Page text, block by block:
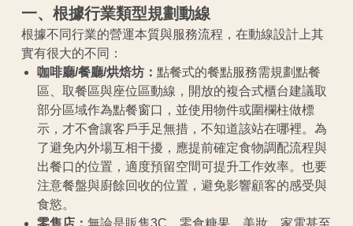
一、根據行業類型規劃動線
根據不同行業的營運本質與服務流程，在動線設計上其
實有很大的不同：
咖啡廳/餐廳/烘焙坊： 點餐式的餐點服務需規劃點餐
區、取餐區與座位區動線，開放的複合式櫃台建議取
部分區域作為點餐窗口，並使用物件或圍欄柱做標
示，才不會讓客戶手足無措，不知道該站在哪裡。為
了避免內外場互相干擾，應提前確定食物調配流程與
出餐口的位置，適度預留空間可提升工作效率。也要
注意餐盤與廚餘回收的位置，避免影響顧客的感受與
食慾。